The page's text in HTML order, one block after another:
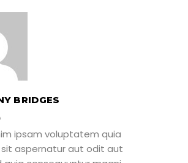
BRIDGES
ipsam voluptatem quia
aspernatur aut odit aut